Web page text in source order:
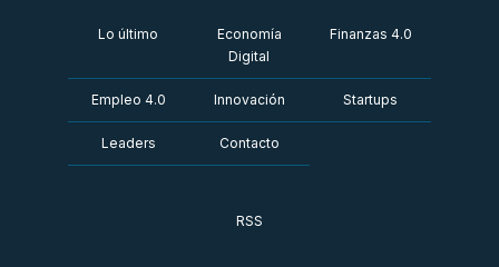
Lo último
Economía
Digital
Finanzas 4.0
Empleo 4.0 Innovación Startups
Leaders Contacto
RSS